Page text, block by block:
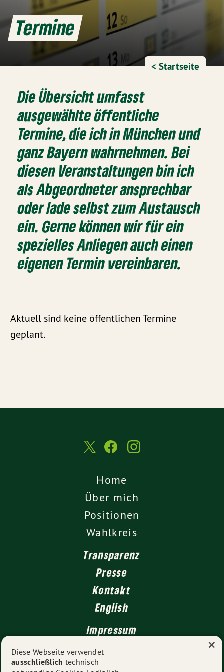
Termine
< Startseite
Die Übersicht umfasst
ausgewählte öffentliche
Termine, die ich in München und
ganz Bayern wahrnehmen. Bei
diesen Veranstaltungen bin ich
als Abgeordneter ansprechbar
oder lade selbst zum Austausch
ein. Gerne können wir für ein
spezielles Anliegen auch einen
eigenen Termin vereinbaren.
Aktuell sind keine öffentlichen Termine
geplant.
Home
Über mich
Positionen
Wahlkreis
Transparenz
Presse
Kontakt
English
Impressum
Datenschutz
Diese Webseite verwendet
ausschließlich technisch
×